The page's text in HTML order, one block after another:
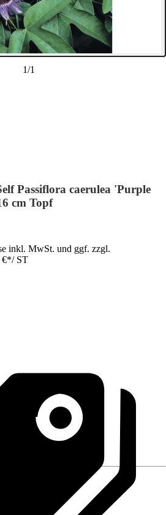
1/1
Passiflora caerulea 'Purple
cm Topf
inkl. MwSt. und ggf. zzgl.
€*/ ST